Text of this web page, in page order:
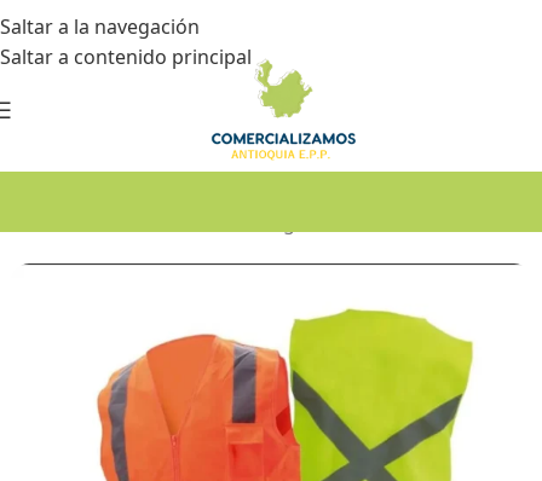
Saltar a la navegación
Saltar a contenido principal